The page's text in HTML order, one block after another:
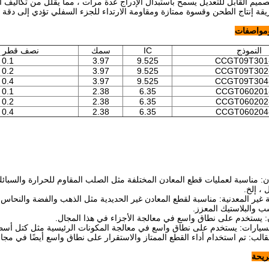
إنتاج الطحن وقسوة ممتازة ومقاومة الارتداء للجزء السفلي تؤدي إلى دقة
النموذج IC سمك
نصف قطر
9.525
3.97
0.1
9.525
3.97
0.2
9.525
3.97
0.4
6.35
2.38
0.1
6.35
2.38
0.2
6.35
2.38
0.4
مناسبة لعمليات قطع المعادن المختلفة مثل الصلب المقاوم للحرارة
، إلخ.
غير المعدنية: مناسبة لقطع المعادن غير الحديدية مثل الذهب والفضة والنحاس
والبلاستيك المعزز.
يستخدم على نطاق واسع في معالجة الأجزاء في هذا المجال.
يستخدم على نطاق واسع في معالجة المكونات الرئيسية مثل كتل
تم استخدام أداء القطع الممتاز والاستقرار على نطاق واسع أيضًا في